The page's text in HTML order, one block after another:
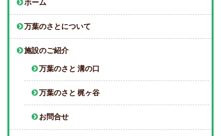
ホーム
万葉のさとについて
施設のご紹介
万葉のさと 溝の口
万葉のさと 梶ヶ谷
お問合せ